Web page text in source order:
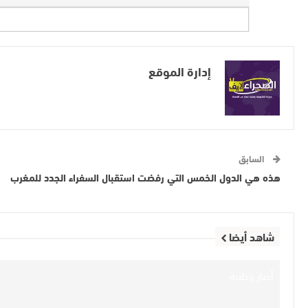
إدارة الموقع
السابق
هذه هي الدول الخمس التي رفضت استقبال السفراء الجدد للمغرب
شاهد أيضا